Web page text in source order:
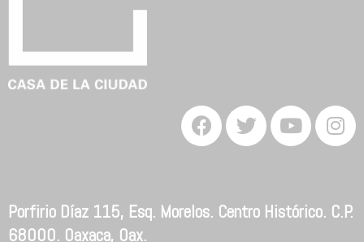
Porfirio Díaz 115, Esq. Morelos. Centro Histórico. C.P.
68000. Oaxaca, Oax.